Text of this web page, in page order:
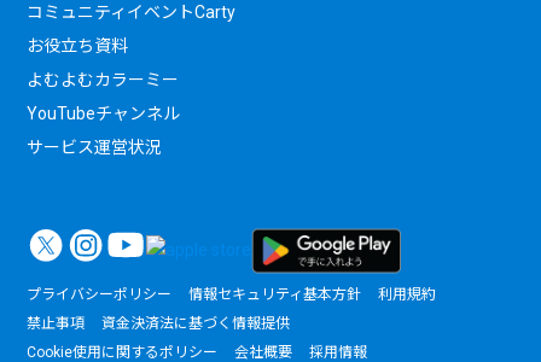
コミュニティイベントCarty
お役立ち資料
よむよむカラーミー
YouTubeチャンネル
サービス運営状況
プライバシーポリシー 情報セキュリティ基本方針
利用規約
禁止事項
資金決済法に基づく情報提供
Cookie使用に関するポリシー
会社概要 採用情報